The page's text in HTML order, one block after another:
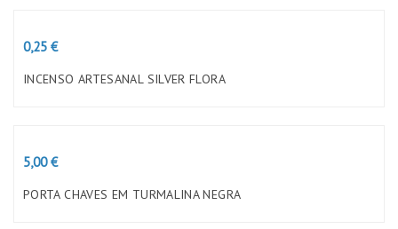
Preço
0,25 €
INCENSO ARTESANAL SILVER FLORA
Preço
5,00 €
PORTA CHAVES EM TURMALINA NEGRA